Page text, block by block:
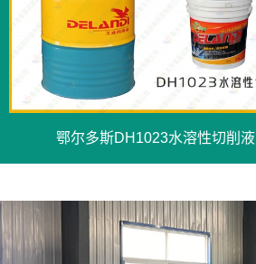
鄂尔多斯DH1023水溶性切削液